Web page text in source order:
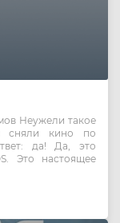
Неужели такое
сняли кино по
да! Да, это
Это настоящее